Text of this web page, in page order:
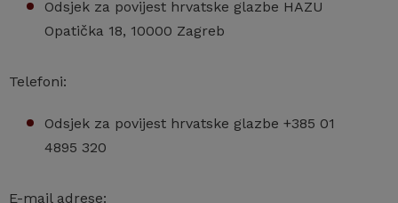
Odsjek za povijest hrvatske glazbe HAZU
Opatička 18, 10000 Zagreb
Telefoni:
Odsjek za povijest hrvatske glazbe +385 01
4895 320
E-mail adrese: